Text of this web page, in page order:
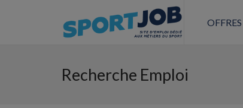
Recherche Emploi